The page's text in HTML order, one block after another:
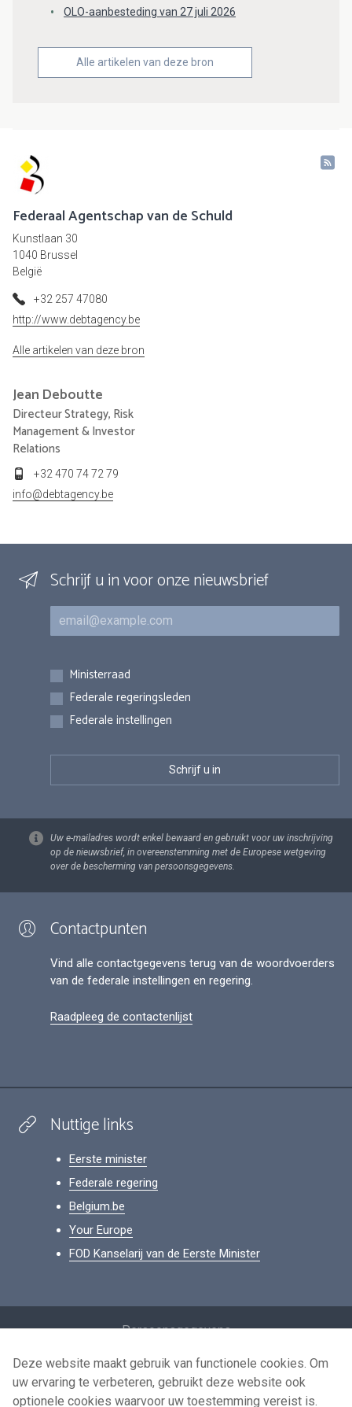
OLO-aanbesteding van 27 juli 2026
Alle artikelen van deze bron
Federaal Agentschap van de Schuld
Kunstlaan 30
1040 Brussel
België
+32 257 47080
http://www.debtagency.be
Alle artikelen van deze bron
Jean Deboutte
Directeur Strategy, Risk
Management & Investor
Relations
+32 470 74 72 79
info@debtagency.be
Schrijf u in voor onze nieuwsbrief
E-mail
Inschrijvingen
Ministerraad
Federale regeringsleden
Federale instellingen
Uw e-mailadres wordt enkel bewaard en gebruikt voor uw inschrijving
op de nieuwsbrief, in overeenstemming met de Europese wetgeving
over de bescherming van persoonsgegevens.
Contactpunten
Vind alle contactgegevens terug van de woordvoerders
van de federale instellingen en regering.
Raadpleeg de contactenlijst
Nuttige links
Eerste minister
Federale regering
Belgium.be
Your Europe
FOD Kanselarij van de Eerste Minister
Persoonsgegevens
Voorwaarden voor het hergebruik
Contacteer ons
Deze website maakt gebruik van functionele cookies. Om
uw ervaring te verbeteren, gebruikt deze website ook
optionele cookies waarvoor uw toestemming vereist is.